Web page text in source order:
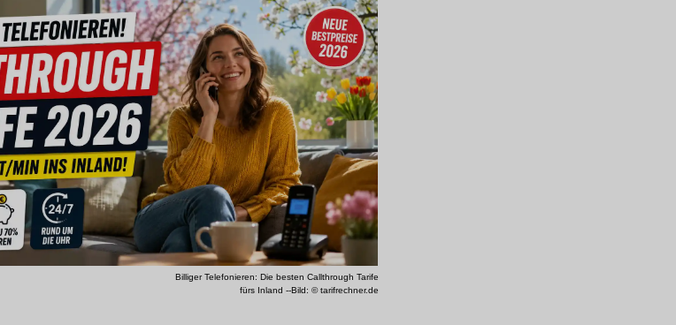
Billiger Telefonieren: Die besten Callthrough Tarife
fürs Inland --Bild: © tarifrechner.de